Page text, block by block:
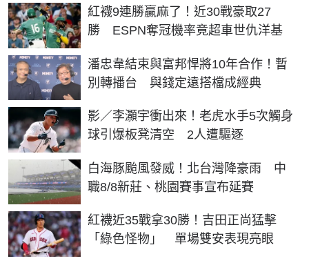
紅襪9連勝贏麻了！近30戰豪取27
勝 ESPN奪冠機率竟超車世仇洋基
潘忠韋結束與富邦悍將10年合作！暫
別轉播台 與錢定遠搭檔成經典
影／李灝宇衝出來！老虎水手5次觸身
球引爆板凳清空 2人遭驅逐
白海豚颱風發威！北台灣降豪雨 中
職8/8新莊、桃園賽事宣布延賽
紅襪近35戰拿30勝！吉田正尚猛擊
「綠色怪物」 單場雙安表現亮眼